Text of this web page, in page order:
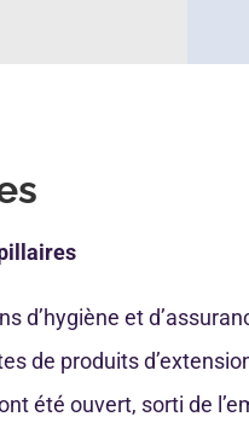
d’hygiène et
de produits
été ouvert, sorti de